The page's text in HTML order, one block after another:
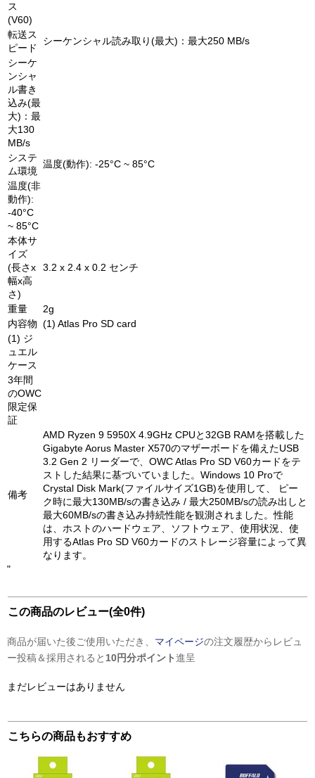
ス
(V60)
転送ス
ピード
シーケンシャル読み取り(最大)：最大250 MB/s
シーケ
ンシャ
ル書き
込み(最
大)：最
大130
MB/s
システ
ム環境
温度(動作): -25°C ~ 85°C
温度(非
動作):
-40°C
~ 85°C
本体サ
イズ
(長さx
幅x高
さ)
3.2 x 2.4 x 0.2 センチ
重量
2g
内容物 (1) Atlas Pro SD card
(1) ジ
ュエル
ケース
3年間
のOWC
限定保
証
備考
AMD Ryzen 9 5950X 4.9GHz CPUと32GB RAMを搭載した
Gigabyte Aorus Master X570のマザーボードを備えたUSB
3.2 Gen 2 リーダーで、OWC Atlas Pro SD V60カードをテ
ストした結果に基づいていました。Windows 10 Proで
Crystal Disk Mark(ファイルサイズ1GB)を使用して、 ピー
ク時に最大130MB/sの書き込み / 最大250MB/sの読み出しと
最大60MB/sの書き込み持続性能を観測されました。性能
は、ホストのハードウェア、ソフトウェア、使用状況、使
用するAtlas Pro SD V60カードのストレージ容量によって異
なります。
"
この商品のレビュー(全0件)
商品が届いた後ご使用いただき、 マイページの注文履歴からレビュ
ー投稿＆採用されると 10円分ポイント進呈
まだレビューはありません
こちらの商品もおすすめ